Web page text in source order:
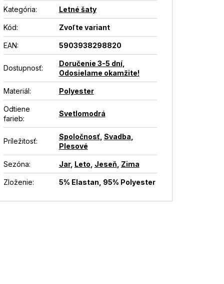
Kategória: Letné šaty
Kód: Zvoľte variant
EAN: 5903938298820
Dostupnosť:
Doručenie 3-5 dní,
Odosielame okamžite!
Materiál: Polyester
Odtiene
farieb:
Svetlomodrá
Príležitosť:
Spoločnosť, Svadba
Plesové
Sezóna: Jar, Leto Jeseň Zima
Zloženie: 5% Elastan, 95% Polyester